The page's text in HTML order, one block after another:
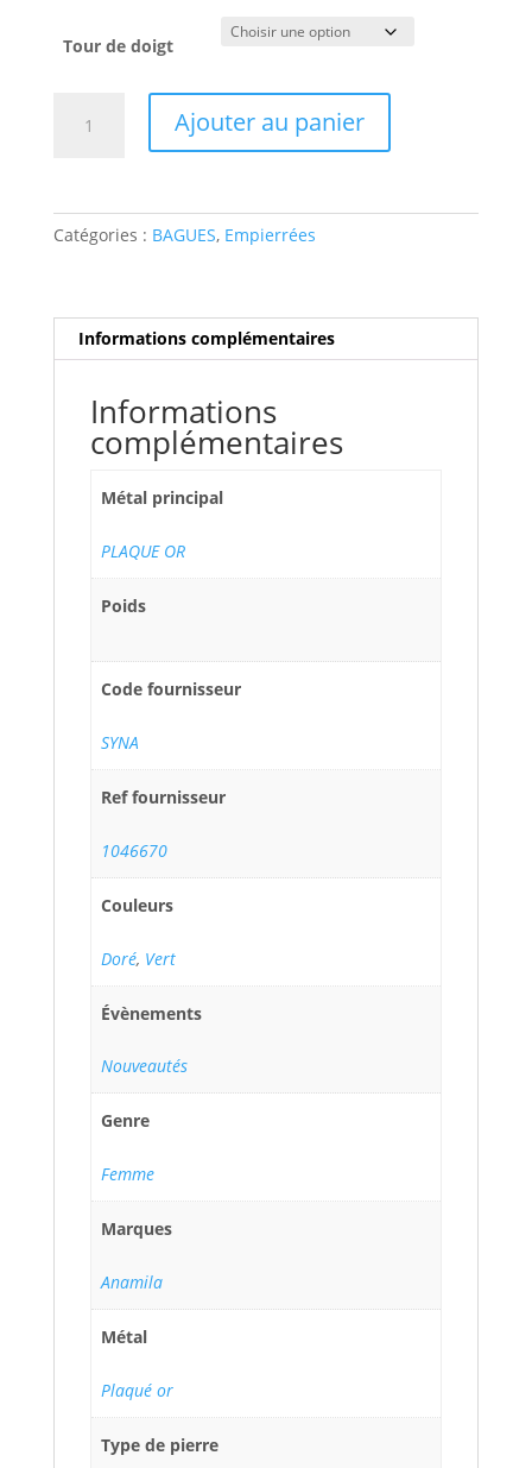
Tour de doigt
or
et
Ø
ANAMILA
Ajouter au panier
Catégories : BAGUES, Empierrées
Informations complémentaires
Informations
complémentaires
Métal principal
PLAQUE OR
Poids
Code fournisseur
SYNA
Ref fournisseur
1046670
Couleurs
Doré, Vert
Évènements
Nouveautés
Genre
Femme
Marques
Anamila
Métal
Plaqué or
Type de pierre